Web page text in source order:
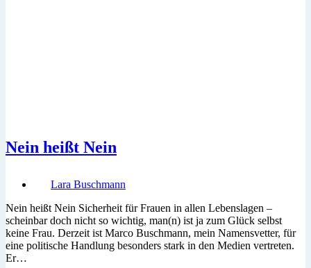
Nein heißt Nein
Lara Buschmann
Nein heißt Nein Sicherheit für Frauen in allen Lebenslagen –
scheinbar doch nicht so wichtig, man(n) ist ja zum Glück selbst
keine Frau. Derzeit ist Marco Buschmann, mein Namensvetter, für
eine politische Handlung besonders stark in den Medien vertreten.
Er…